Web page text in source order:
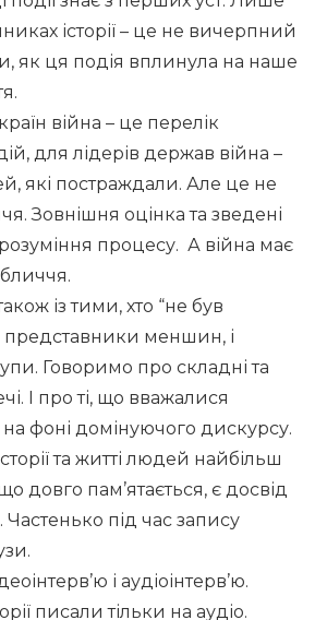
історії – це не вичерпний
як ця подія вплинула на наше
війна – це перелік
для лідерів держав війна –
які постраждали. Але це не
Зовнішня оцінка та зведені
процесу.  А війна має
із тими, хто “не був
представники меншин, і
Говоримо про складні та
І про ті, що вважалися
фоні домінуючого дискурсу.
та житті людей найбільш
довго пам’ятається, є досвід
під час запису
і аудіоінтерв’ю.
писали тільки на аудіо.